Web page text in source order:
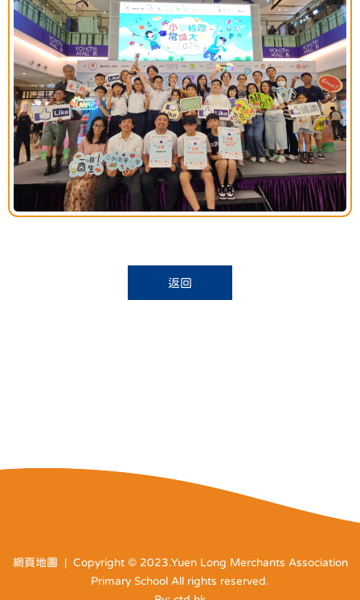
返回
網頁地圖 | Copyright © 2023.Yuen Long Merchants Association
Primary School All rights reserved.